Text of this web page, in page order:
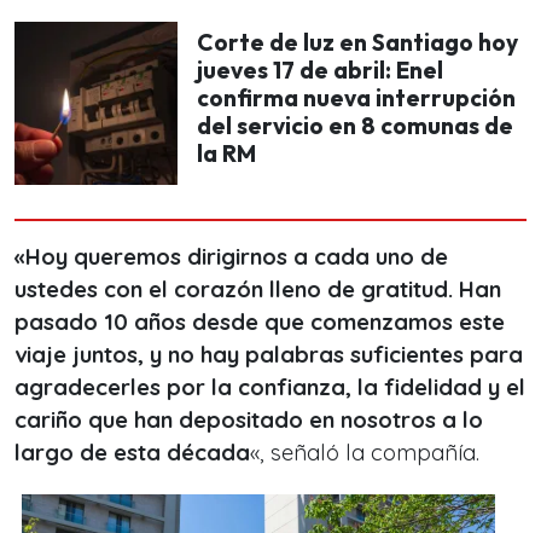
Corte de luz en Santiago hoy
jueves 17 de abril: Enel
confirma nueva interrupción
del servicio en 8 comunas de
la RM
«Hoy queremos dirigirnos a cada uno de
ustedes con el corazón lleno de gratitud. Han
pasado 10 años desde que comenzamos este
viaje juntos, y no hay palabras suficientes para
agradecerles por la confianza, la fidelidad y el
cariño que han depositado en nosotros a lo
largo de esta década«, señaló la compañía.